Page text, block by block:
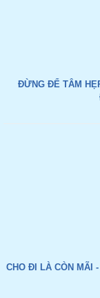
ĐỪNG ĐỂ TÂM
CHO ĐI LÀ CÒN MÃI